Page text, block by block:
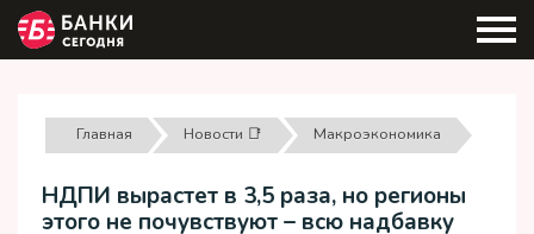
Главная Новости 📑 Макроэкономика
НДПИ вырастет в 3,5 раза, но регионы
этого не почувствуют – всю надбавку